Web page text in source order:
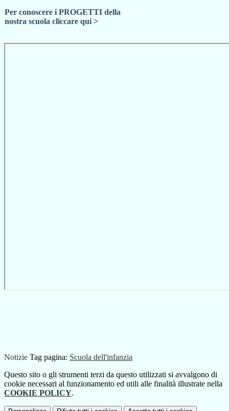
Per conoscere i PROGETTI della
nostra scuola cliccare qui >
Notizie Tag pagina: Scuola dell'infanzia
Questo sito o gli strumenti terzi da questo utilizzati si avvalgono di
cookie necessari al funzionamento ed utili alle finalità illustrate nella
COOKIE POLICY.